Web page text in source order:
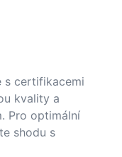
s certifikacemi
kvality a
Pro optimální
shodu s